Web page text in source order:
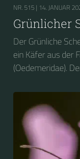
NR. 515 | 14. JANUAR
Grünlicher
Der Grünliche
ein Käfer aus der
(Oedemeridae).
Scheinbockkäfer